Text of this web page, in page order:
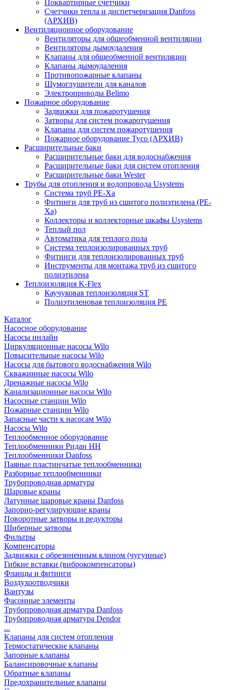
Поквартирные счетчики
Счетчики тепла и диспетчеризация Danfoss
(АРХИВ)
Вентиляционное оборудование
Вентиляторы для общеобменной вентиляции
Вентиляторы дымоудаления
Клапаны для общеобменной вентиляции
Клапаны дымоудаления
Противопожарные клапаны
Шумоглушители для каналов
Электроприводы Belimo
Пожарное оборудование
Задвижки для пожаротушения
Затворы для систем пожаротушения
Клапаны для систем пожаротушения
Пожарное оборудование Tyco (АРХИВ)
Расширительные баки
Расширительные баки для водоснабжения
Расширительные баки для систем отопления
Расширительные баки Wester
Трубы для отопления и водопровода Usystems
Система труб PE-Xa
Фитинги для труб из сшитого полиэтилена (PE-
Xa)
Коллекторы и коллекторные шкафы Usystems
Теплый пол
Автоматика для теплого пола
Система теплоизолированных труб
Фитинги для теплоизолированных труб
Инструменты для монтажа труб из сшитого
полиэтилена
Теплоизоляция K-Flex
Каучуковая теплоизоляция ST
Полиэтиленовая теплоизоляция PE
Каталог
Насосное оборудование
Насосы инлайн
Циркуляционные насосы Wilo
Повысительные насосы Wilo
Насосы для бытового водоснабжения Wilo
Скважинные насосы Wilo
Дренажные насосы Wilo
Канализационные насосы Wilo
Насосные станции Wilo
Пожарные станции Wilo
Запасные части к насосам Wilo
Насосы Wilo
Теплообменное оборудование
Теплообменники Ридан НН
Теплообменники Danfoss
Паяные пластинчатые теплообменники
Разборные теплообменники
Трубопроводная арматура
Шаровые краны
Латунные шаровые краны Danfoss
Запорно-регулирующие краны
Поворотные затворы и редукторы
Шиберные затворы
Фильтры
Компенсаторы
Задвижки с обрезиненным клином (чугунные)
Гибкие вставки (виброкомпенсаторы)
Фланцы и фитинги
Воздухоотводчики
Вантузы
Фасонные элементы
Трубопроводная арматура Danfoss
Трубопроводная арматура Dendor
...
Клапаны для систем отопления
Термостатические клапаны
Запорные клапаны
Балансировочные клапаны
Обратные клапаны
Предохранительные клапаны